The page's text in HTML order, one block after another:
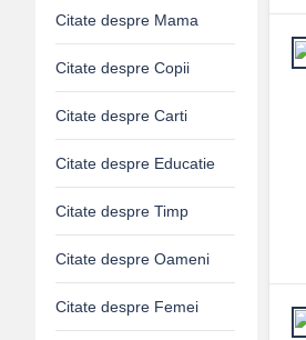
Citate despre Mama
Citate despre Copii
Citate despre Carti
Citate despre Educatie
Citate despre Timp
Citate despre Oameni
Citate despre Femei